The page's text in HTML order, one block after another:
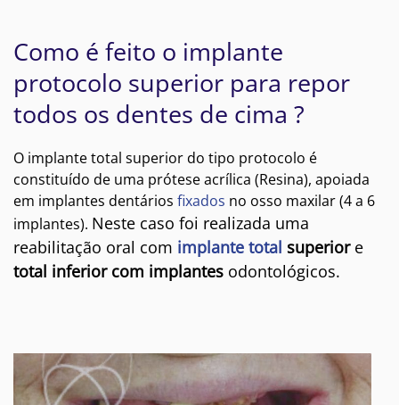
Como é feito o implante
protocolo superior para repor
todos os dentes de cima ?
O implante total superior do tipo protocolo é
constituído de uma prótese acrílica (Resina), apoiada
em implantes dentários fixados no osso maxilar (4 a 6
implantes). Neste caso foi realizada uma
reabilitação oral com implante total superiore
total inferior com implantes odontológicos.